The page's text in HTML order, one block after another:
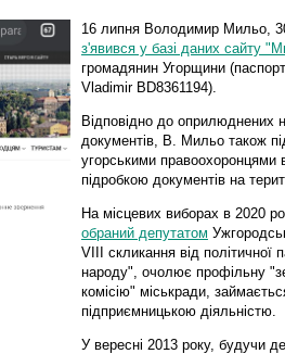
16 липня Володимир Мильо,
з'явився у базі даних сайту
громадянин Угорщини
Vladimir BD8361194).
Відповідно до оприлюднених
документів, В. Мильо також
угорськими правоохоронцями
підробкою документів на
На місцевих виборах в 2020
обраний депутатом
VIII скликання від політичної
народу", очолює профільну
комісію" міськради,
підприємницькою діяльністю.
У вересні 2013 року, будучи